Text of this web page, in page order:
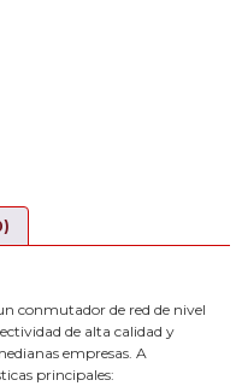
conmutador de red de nivel
de alta calidad y
empresas. A
principales: